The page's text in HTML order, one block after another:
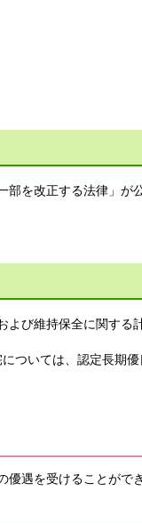
を改正する法律」が
び維持保全に関する
ついては、認定長期
遇を受けることができ